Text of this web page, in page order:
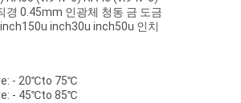
경 0.45mm 인광체 청동 금 도금
inch30u inch50u 인치
- 20℃to 75℃
- 45℃to 85℃